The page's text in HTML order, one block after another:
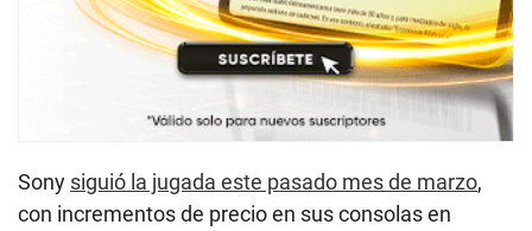
Sony siguió la jugada este pasado mes de marzo,
con incrementos de precio en sus consolas en